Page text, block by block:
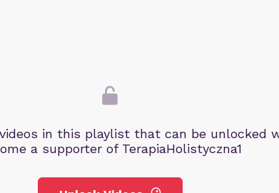
in this playlist that can be unlocked
a supporter of TerapiaHolistyczna1